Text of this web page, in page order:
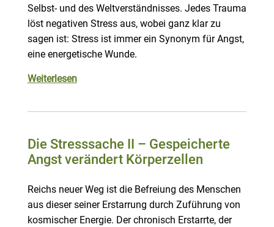
Selbst- und des Weltverständnisses. Jedes Trauma
löst negativen Stress aus, wobei ganz klar zu
sagen ist: Stress ist immer ein Synonym für Angst,
eine energetische Wunde.
Weiterlesen
Die Stresssache II – Gespeicherte
Angst verändert Körperzellen
Reichs neuer Weg ist die Befreiung des Menschen
aus dieser seiner Erstarrung durch Zuführung von
kosmischer Energie. Der chronisch Erstarrte, der